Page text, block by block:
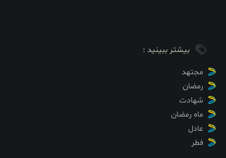
بیشتر ببینید :
مجتهد
رمضان
شهادت
ماه رمضان
عادل
فطر